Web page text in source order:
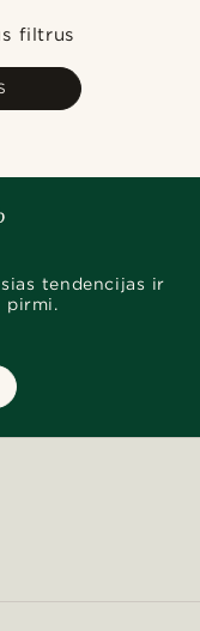
filtrus
tendencijas ir
pirmi.